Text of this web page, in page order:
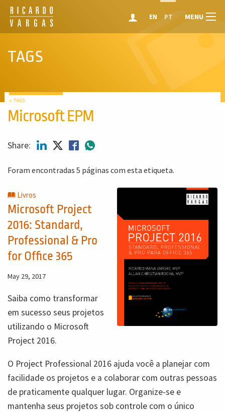
EN PT MENU
TAGS
← TAGS
Microsoft EPM
Share:
Foram encontradas 5 páginas com esta etiqueta.
Livros
Microsoft Project
2016: Standard,
Professional & Pro
for Office 365
May 29, 2017
Saiba como transformar
em sucesso seus projetos
utilizando o Microsoft
Project 2016.
O Project Professional 2016 ajuda você a planejar com
facilidade os projetos e a colaborar com outras pessoas
de praticamente qualquer lugar. Organize-se e
mantenha seus projetos sob controle com o único